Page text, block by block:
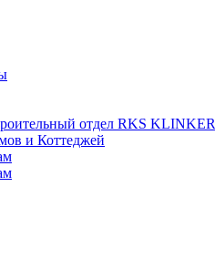
отдел RKS KLINKER
и Коттеджей